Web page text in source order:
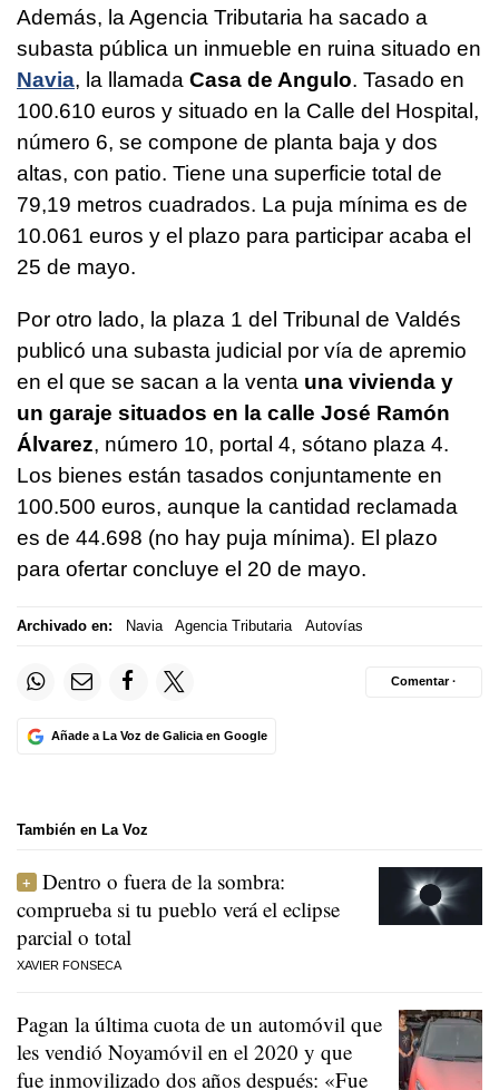
Además, la Agencia Tributaria ha sacado a
subasta pública un inmueble en ruina situado en
Navia, la llamada Casa de Angulo. Tasado en
100.610 euros y situado en la Calle del Hospital,
número 6, se compone de planta baja y dos
altas, con patio. Tiene una superficie total de
79,19 metros cuadrados. La puja mínima es de
10.061 euros y el plazo para participar acaba el
25 de mayo.
Por otro lado, la plaza 1 del Tribunal de Valdés
publicó una subasta judicial por vía de apremio
en el que se sacan a la venta una vivienda y
un garaje situados en la calle José Ramón
Álvarez, número 10, portal 4, sótano plaza 4.
Los bienes están tasados conjuntamente en
100.500 euros, aunque la cantidad reclamada
es de 44.698 (no hay puja mínima). El plazo
para ofertar concluye el 20 de mayo.
Archivado en: Navia Agencia Tributaria Autovías
Añade a La Voz de Galicia en Google
Comentar ·
También en La Voz
Dentro o fuera de la sombra:
comprueba si tu pueblo verá el eclipse
parcial o total
XAVIER FONSECA
Pagan la última cuota de un automóvil que
les vendió Noyamóvil en el 2020 y que
fue inmovilizado dos años después: «Fue